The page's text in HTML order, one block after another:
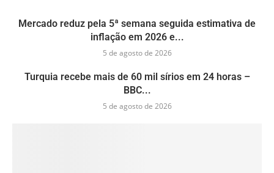
Mercado reduz pela 5ª semana seguida estimativa de
inflação em 2026 e...
5 de agosto de 2026
Turquia recebe mais de 60 mil sírios em 24 horas –
BBC...
5 de agosto de 2026